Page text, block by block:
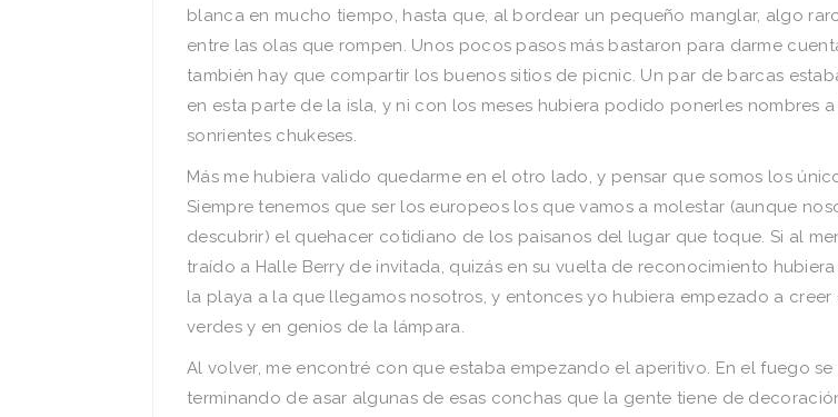
blanca en mucho tiempo, hasta que, al bordear un pequeño manglar, algo
entre las olas que rompen. Unos pocos pasos más bastaron para darme
también hay que compartir los buenos sitios de picnic. Un par de barcas
en esta parte de la isla, y ni con los meses hubiera podido ponerles nombres
sonrientes chukeses.
Más me hubiera valido quedarme en el otro lado, y pensar que somos los
Siempre tenemos que ser los europeos los que vamos a molestar (aunque
descubrir) el quehacer cotidiano de los paisanos del lugar que toque. Si al
traído a Halle Berry de invitada, quizás en su vuelta de reconocimiento
la playa a la que llegamos nosotros, y entonces yo hubiera empezado a creer
verdes y en genios de la lámpara.
Al volver, me encontré con que estaba empezando el aperitivo. En el fuego se
terminando de asar algunas de esas conchas que la gente tiene de